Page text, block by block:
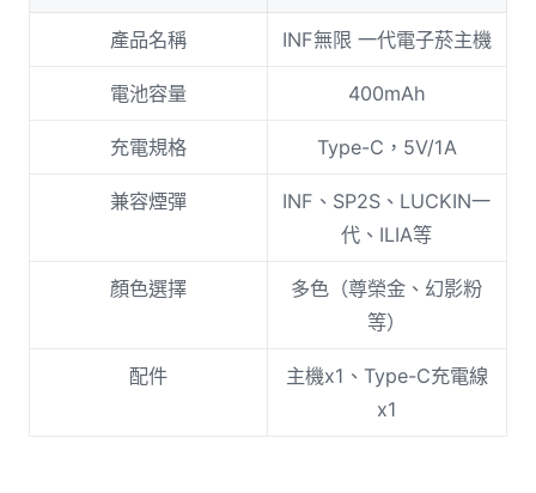
產品名稱 INF無限 一代電子菸主機
電池容量 400mAh
充電規格 Type-C，5V/1A
兼容煙彈
INF、SP2S、LUCKIN一
代、ILIA等
顏色選擇
多色（尊榮金、幻影粉
等）
配件
主機x1、Type-C充電線
x1